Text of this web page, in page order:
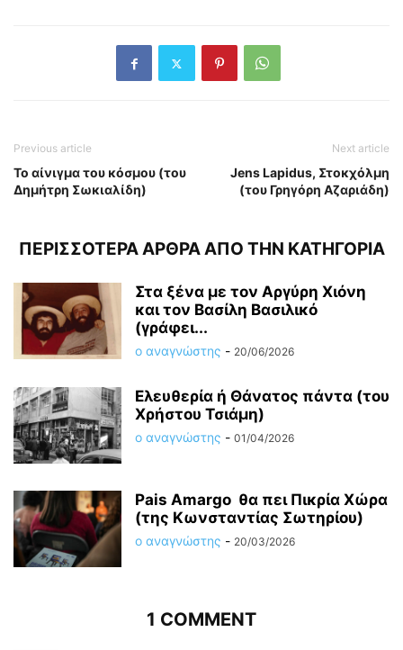
Previous article
Το αίνιγμα του κόσμου (του
Δημήτρη Σωκιαλίδη)
Next article
Jens Lapidus, Στοκχόλμη
(του Γρηγόρη Αζαριάδη)
ΠΕΡΙΣΣΟΤΕΡΑ ΑΡΘΡΑ ΑΠΟ ΤΗΝ ΚΑΤΗΓΟΡΙΑ
Στα ξένα με τον Αργύρη Χιόνη
και τον Βασίλη Βασιλικό
(γράφει...
ο αναγνώστης - 20/06/2026
Ελευθερία ή Θάνατος πάντα (του
Χρήστου Τσιάμη)
ο αναγνώστης - 01/04/2026
Pais Amargo θα πει Πικρία Χώρα
(της Κωνσταντίας Σωτηρίου)
ο αναγνώστης - 20/03/2026
1 COMMENT